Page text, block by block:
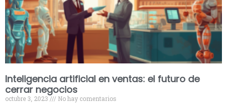
Inteligencia artificial en ventas: el futuro de
cerrar negocios
octubre 3, 2023 No hay comentarios